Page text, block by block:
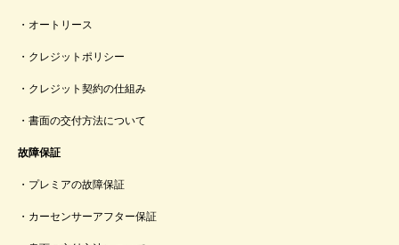
オートリース
クレジットポリシー
クレジット契約の仕組み
書面の交付方法について
故障保証
プレミアの故障保証
カーセンサーアフター保証